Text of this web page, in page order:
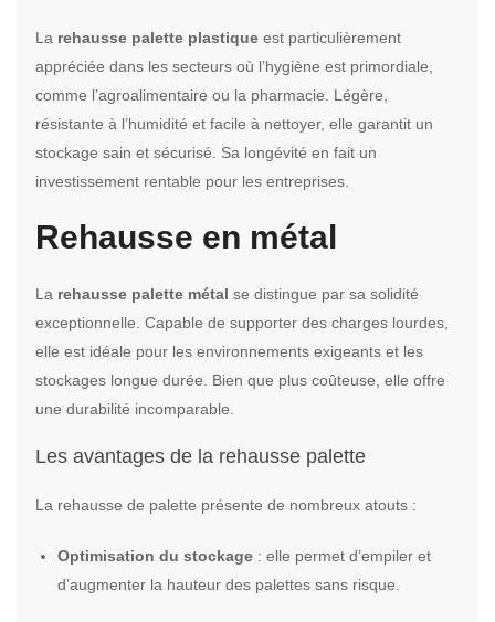
La rehausse palette plastiqueest particulièrement
appréciée dans les secteurs où l’hygiène est primordiale,
comme l’agroalimentaire ou la pharmacie. Légère,
résistante à l’humidité et facile à nettoyer, elle garantit un
stockage sain et sécurisé. Sa longévité en fait un
investissement rentable pour les entreprises.
Rehausse en métal
La rehausse palette métal se distingue par sa solidité
exceptionnelle. Capable de supporter des charges lourdes,
elle est idéale pour les environnements exigeants et les
stockages longue durée. Bien que plus coûteuse, elle offre
une durabilité incomparable.
Les avantages de la rehausse palette
La rehausse de palette présente de nombreux atouts :
Optimisation du stockage: elle permet d’empiler et
d’augmenter la hauteur des palettes sans risque.